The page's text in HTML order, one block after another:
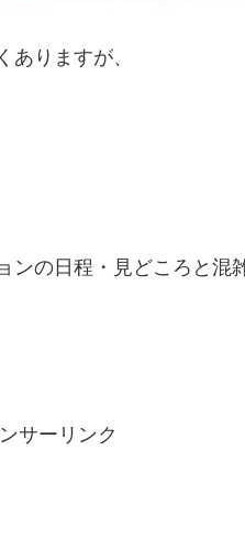
りますが、
ンの日程・見どころと混
サーリンク